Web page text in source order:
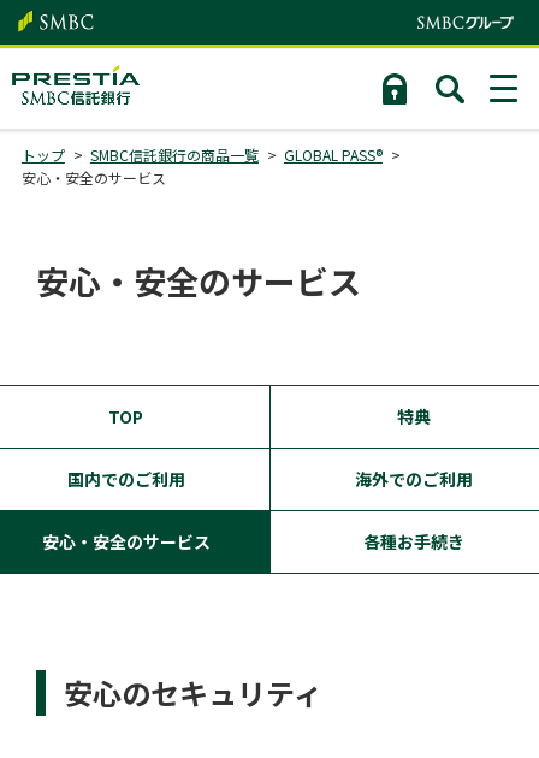
トップ SMBC信託銀行の商品一覧
GLOBAL PASS®
安心・安全のサービス
安心・安全のサービス
TOP 特典
国内でのご利用 海外でのご利用
安心・安全のサービス 各種お手続き
安心のセキュリティ